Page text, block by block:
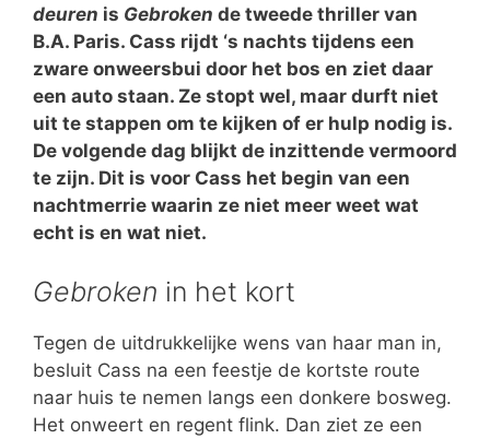
deuren is Gebroken de tweede thriller van
B.A. Paris. Cass rijdt ‘s nachts tijdens een
zware onweersbui door het bos en ziet daar
een auto staan. Ze stopt wel, maar durft niet
uit te stappen om te kijken of er hulp nodig is.
De volgende dag blijkt de inzittende vermoord
te zijn. Dit is voor Cass het begin van een
nachtmerrie waarin ze niet meer weet wat
echt is en wat niet.
Gebroken in het kort
Tegen de uitdrukkelijke wens van haar man in,
besluit Cass na een feestje de kortste route
naar huis te nemen langs een donkere bosweg.
Het onweert en regent flink. Dan ziet ze een